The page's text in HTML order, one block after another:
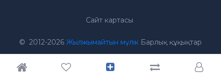
Сайт картасы
© 2012-2026 Жылжымайтын мүлік Барлық құқықтар
қорғалған